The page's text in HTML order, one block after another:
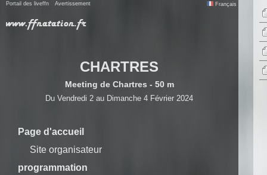
Portail des liveffn Avertissement Français
CHARTRES
Meeting de Chartres - 50 m
Du Vendredi 2 au Dimanche 4 Février 2024
Page d'accueil
Site organisateur
programmation